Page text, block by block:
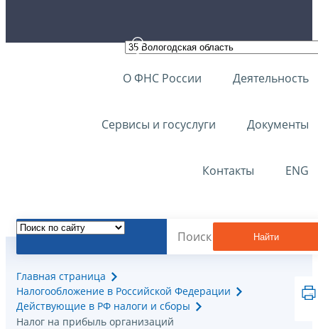
О ФНС России Деятельность
Сервисы и госуслуги Документы
Контакты ENG
Найти
Главная страница
Налогообложение в Российской Федерации
Действующие в РФ налоги и сборы
Налог на прибыль организаций